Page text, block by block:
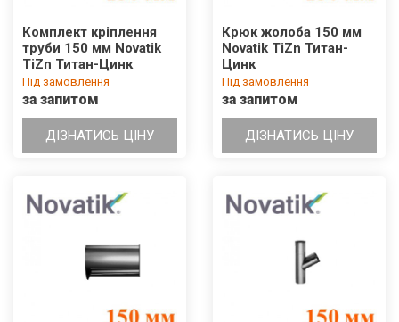
Комплект кріплення
труби 150 мм Novatik
TiZn Титан-Цинк
Під замовлення
за запитом
ДІЗНАТИСЬ ЦІНУ
Крюк жолоба 150 мм
Novatik TiZn Титан-
Цинк
Під замовлення
за запитом
ДІЗНАТИСЬ ЦІНУ